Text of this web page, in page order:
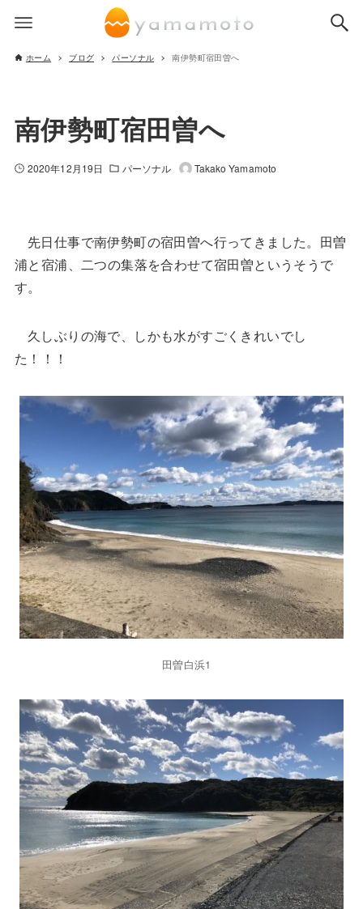
ホーム ブログ パーソナル 南伊勢町宿田曽へ
南伊勢町宿田曽へ
2020年12月19日 パーソナル Takako Yamamoto
先日仕事で南伊勢町の宿田曽へ行ってきました。田曽
浦と宿浦、二つの集落を合わせて宿田曽というそうで
す。
久しぶりの海で、しかも水がすごくきれいでし
た！！！
田曽白浜1